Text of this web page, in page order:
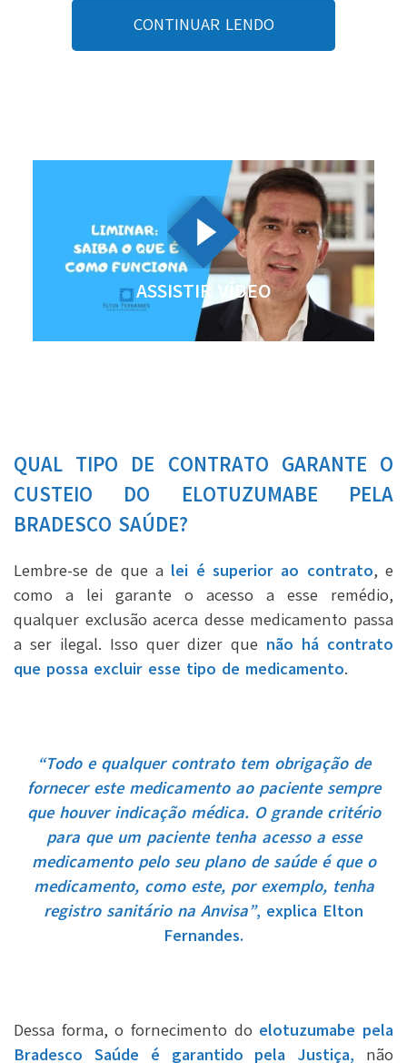
CONTINUAR LENDO
ASSISTIR VÍDEO
QUAL TIPO DE CONTRATO GARANTE O
CUSTEIO DO ELOTUZUMABE PELA
BRADESCO SAÚDE?
Lembre-se de que a lei é superior ao contrato, e
como a lei garante o acesso a esse remédio,
qualquer exclusão acerca desse medicamento passa
a ser ilegal. Isso quer dizer que não há contrato
que possa excluir esse tipo de medicamento.
“Todo e qualquer contrato tem obrigação de
fornecer este medicamento ao paciente sempre
que houver indicação médica. O grande critério
para que um paciente tenha acesso a esse
medicamento pelo seu plano de saúde é que o
medicamento, como este, por exemplo, tenha
registro sanitário na Anvisa”, explica Elton
Fernandes.
Dessa forma, o fornecimento do elotuzumabe pela
Bradesco Saúde é garantido pela Justiça, não